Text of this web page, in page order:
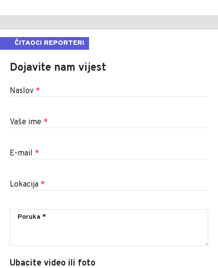
ČITAOCI REPORTERI
Dojavite nam vijest
Naslov *
Vaše ime *
E-mail *
Lokacija *
Ubacite video ili foto